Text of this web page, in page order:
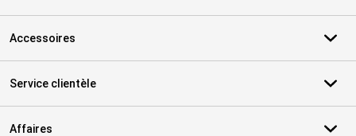
Accessoires
Service clientèle
Affaires